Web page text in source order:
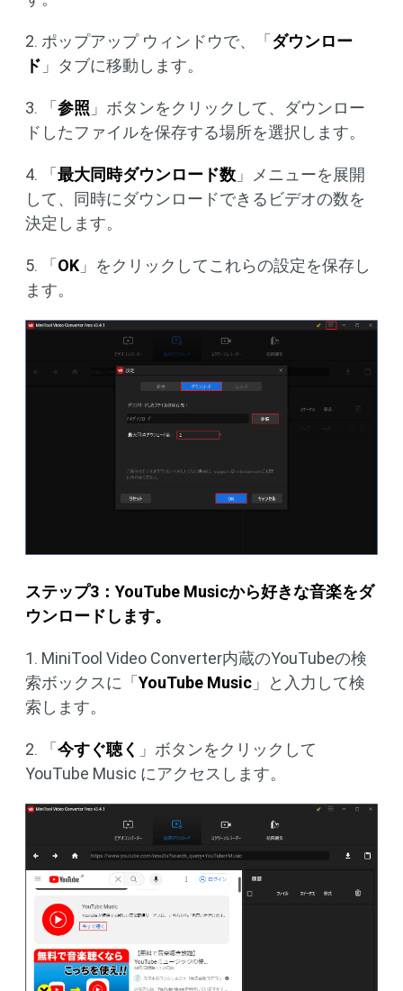
2. ポップアップ ウィンドウで、「ダウンロー
ド 」タブに移動します。
3. 「参照 」ボタンをクリックして、ダウンロー
ドしたファイルを保存する場所を選択します。
4. 「最大同時ダウンロード数 」メニューを展開
して、同時にダウンロードできるビデオの数を
決定します。
5. 「OK 」をクリックしてこれらの設定を保存し
ます。
ステップ3 ： YouTube Musicから好きな音楽をダ
ウンロードします。
1. MiniTool Video Converter内蔵のYouTubeの検
索ボックスに「 YouTube Music 」と入力して検
索します。
2. 「 今すぐ聴く 」ボタンをクリックして
YouTube Music にアクセスします。